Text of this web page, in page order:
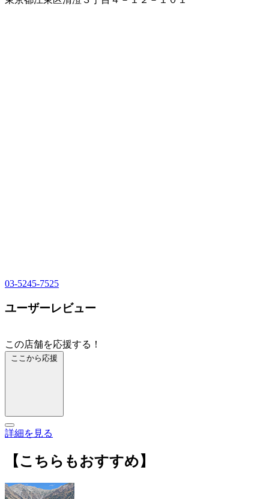
03-5245-7525
ユーザーレビュー
この店舗を応援する！
ここから応援
詳細を見る
【こちらもおすすめ】